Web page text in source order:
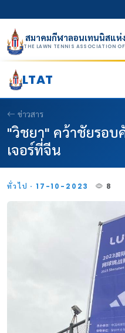
สมาคมกีฬาลอนเทนนิสแห่
THE LAWN TENNIS ASSOCIATION
LTAT
ข่าวสาร
"วิชยา" คว้าชัยรอบ
เจอร์ที่จีน
ทั่วไป · 17-10-2023 8